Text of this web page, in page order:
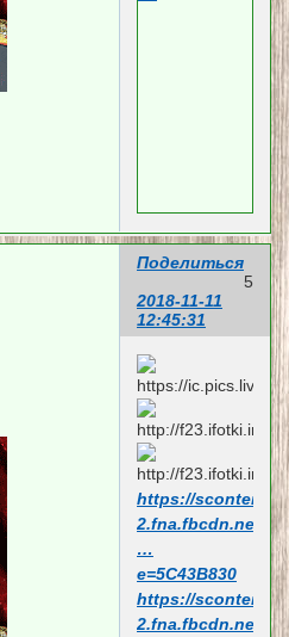
Поделиться
5
2018-11-11
12:45:31
https://
2.fna.fbcdn.net/
…
e=5C43B830
https://
2.fna.fbcdn.net/